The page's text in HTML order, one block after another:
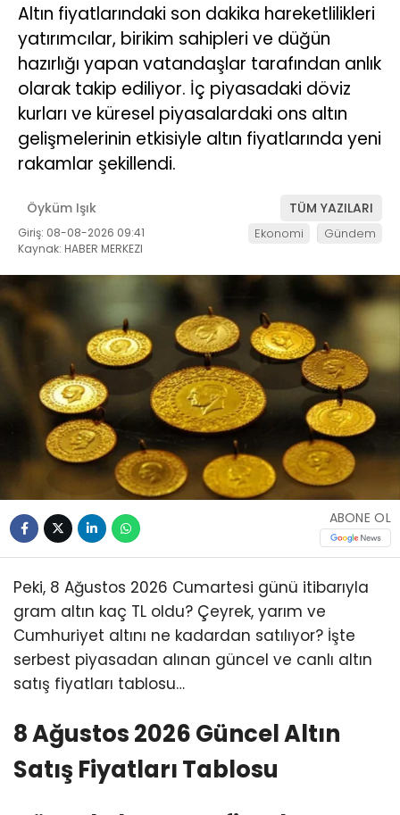
Altın fiyatlarındaki son dakika hareketlilikleri
yatırımcılar, birikim sahipleri ve düğün
hazırlığı yapan vatandaşlar tarafından anlık
olarak takip ediliyor. İç piyasadaki döviz
kurları ve küresel piyasalardaki ons altın
gelişmelerinin etkisiyle altın fiyatlarında yeni
rakamlar şekillendi.
Öyküm Işık TÜM YAZILARI
Giriş: 08-08-2026 09:41
Kaynak: HABER MERKEZI
Ekonomi Gündem
ABONE OL
Peki, 8 Ağustos 2026 Cumartesi günü itibarıyla
gram altın kaç TL oldu? Çeyrek, yarım ve
Cumhuriyet altını ne kadardan satılıyor? İşte
serbest piyasadan alınan güncel ve canlı altın
satış fiyatları tablosu…
8 Ağustos 2026 Güncel Altın
Satış Fiyatları Tablosu